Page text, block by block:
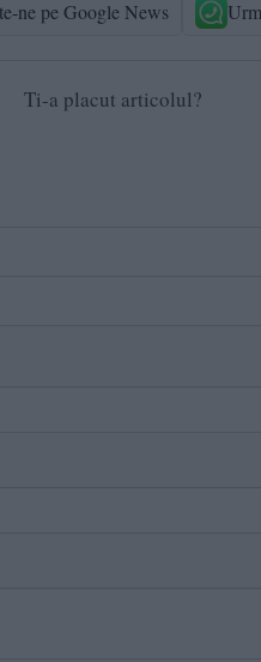
ne pe Google News
Ti-a placut articolul?